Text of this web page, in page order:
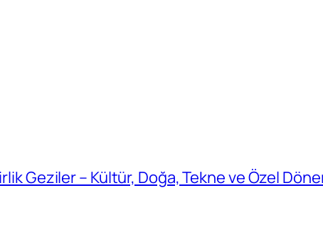
Geziler – Kültür, Doğa, Tekne ve Özel